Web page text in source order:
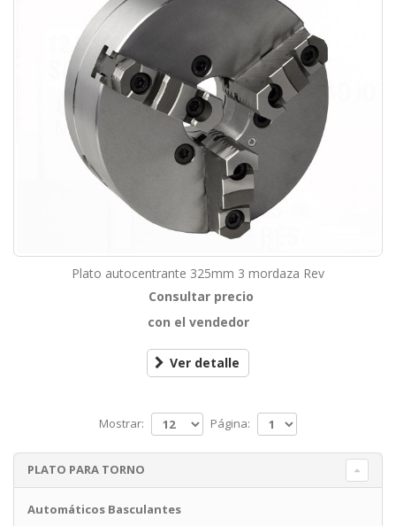
Plato autocentrante 325mm 3 mordaza Rev
Consultar precio
con el vendedor
Ver detalle
Página:
Mostrar:
PLATO PARA TORNO
Automáticos Basculantes